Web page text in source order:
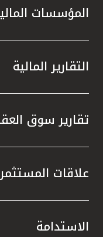
المؤسسات
التقارير المالية
تقارير سوق
علاقات
الاستدامة